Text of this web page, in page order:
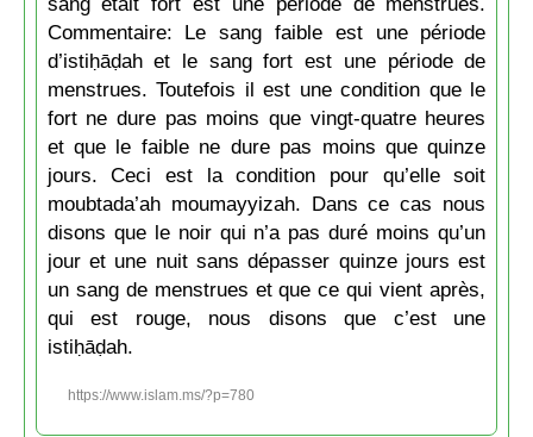
Commentaire: Le sang faible est une période
d’istiḥāḍah et le sang fort est une période de
menstrues. Toutefois il est une condition que le
fort ne dure pas moins que vingt-quatre heures
et que le faible ne dure pas moins que quinze
jours. Ceci est la condition pour qu’elle soit
moubtada’ah moumayyizah. Dans ce cas nous
disons que le noir qui n’a pas duré moins qu’un
jour et une nuit sans dépasser quinze jours est
un sang de menstrues et que ce qui vient après,
qui est rouge, nous disons que c’est une
istiḥāḍah.
https://www.islam.ms/?p=780